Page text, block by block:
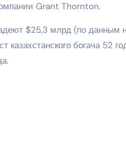
Grant Thornton.
$25,3 млрд (по данным
казахстанского богача 52